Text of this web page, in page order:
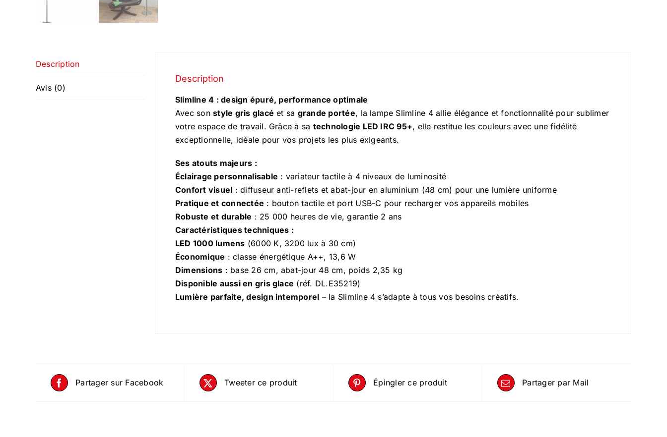
Description
Avis (0)
Description
Slimline 4 : design épuré, performance optimale
Avec sonstyle gris glacé et sa grande portée, la lampe Slimline 4 allie élégance et fonctionnalité pour sublimer
votre espace de travail. Grâce à sa technologie LED IRC 95+, elle restitue les couleurs avec une fidélité
exceptionnelle, idéale pour vos projets les plus exigeants.
Ses atouts majeurs :
Éclairage personnalisable : variateur tactile à 4 niveaux de luminosité
Confort visuel : diffuseur anti-reflets et abat-jour en aluminium (48 cm) pour une lumière uniforme
Pratique et connectée : bouton tactile et port USB-C pour recharger vos appareils mobiles
Robuste et durable : 25 000 heures de vie, garantie 2 ans
Caractéristiques techniques :
LED 1000 lumens (6000 K, 3200 lux à 30 cm)
Économique : classe énergétique A++, 13,6 W
Dimensions : base 26 cm, abat-jour 48 cm, poids 2,35 kg
Disponible aussi en gris glace (réf. DL.E35219)
Lumière parfaite, design intemporel – la Slimline 4 s’adapte à tous vos besoins créatifs.
Partager sur Facebook Tweeter ce produit Épingler ce produit Partager par Mail